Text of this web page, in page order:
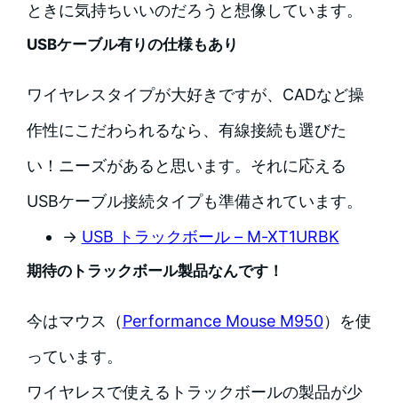
ときに気持ちいいのだろうと想像しています。
USBケーブル有りの仕様もあり
ワイヤレスタイプが大好きですが、CADなど操
作性にこだわられるなら、有線接続も選びた
い！ニーズがあると思います。それに応える
USBケーブル接続タイプも準備されています。
→ USB トラックボール – M-XT1URBK
期待のトラックボール製品なんです！
今はマウス（Performance Mouse M950）を使
っています。
ワイヤレスで使えるトラックボールの製品が少